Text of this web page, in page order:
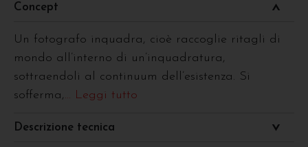
Concept
Un fotografo inquadra, cioè raccoglie ritagli di
mondo all’interno di un’inquadratura,
sottraendoli al continuum dell’esistenza. Si
sofferma,... Leggi tutto
Descrizione tecnica